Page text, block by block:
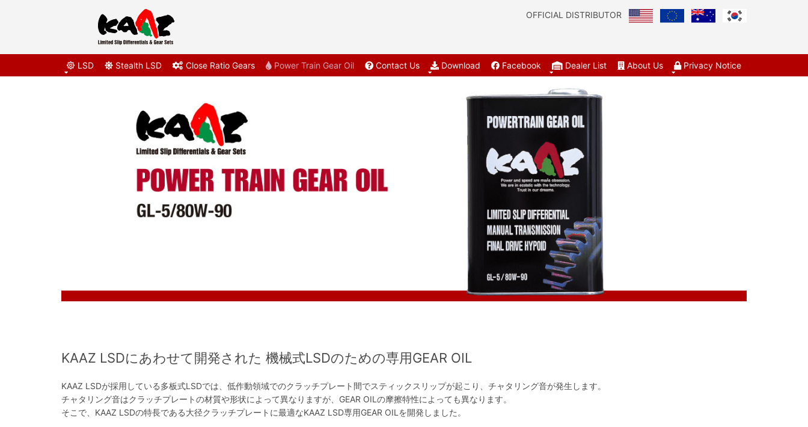
OFFICIAL DISTRIBUTOR
LSD Stealth LSD Close Ratio Gears Power Train Gear Oil Contact Us Download Facebook Dealer List About Us Privacy Notice
KAAZ LSDにあわせて開発された 機械式LSDのための専用GEAR OIL
KAAZ LSDが採用している多板式LSDでは、低作動領域でのクラッチプレート間でスティックスリップが起こり、チャタリング音が発生します。
チャタリング音はクラッチプレートの材質や形状によって異なりますが、GEAR OILの摩擦特性によっても異なります。
そこで、KAAZ LSDの特長である大径クラッチプレートに最適なKAAZ LSD専用GEAR OILを開発しました。